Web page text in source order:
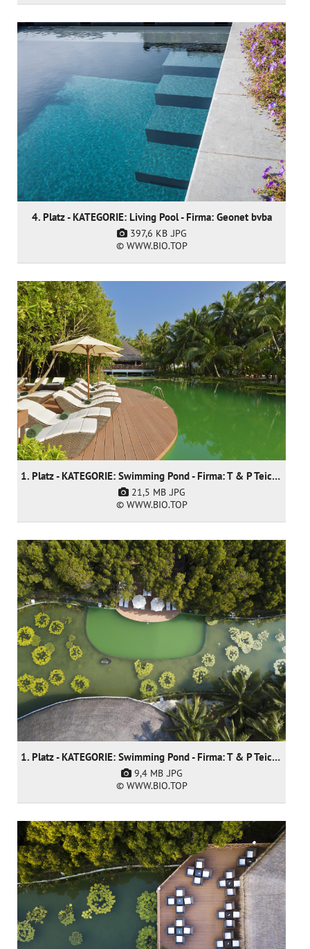
4. Platz - KATEGORIE: Living Pool - Firma: Geonet bvba
397,6 KB .JPG
© WWW.BIO.TOP
1. Platz - KATEGORIE: Swimming Pond - Firma: T & P Teich und Pool GmbH
21,5 MB .JPG
© WWW.BIO.TOP
1. Platz - KATEGORIE: Swimming Pond - Firma: T & P Teich und Pool GmbH
9,4 MB .JPG
© WWW.BIO.TOP